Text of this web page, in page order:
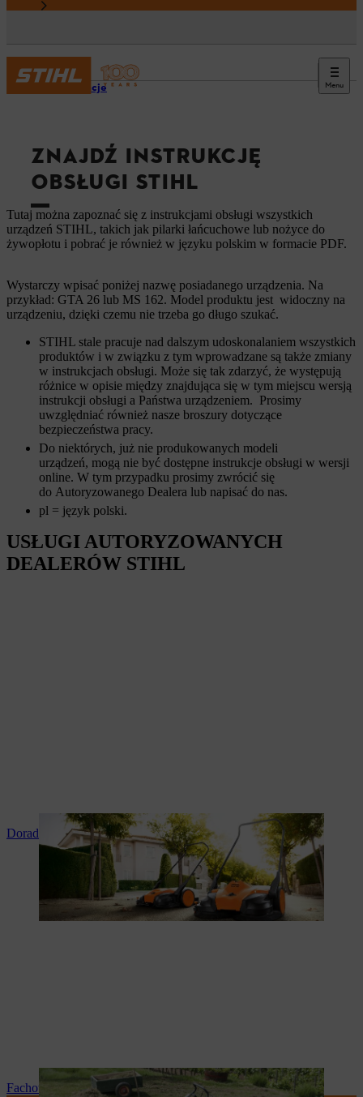
Menu
Informacje
ZNAJDŹ INSTRUKCJĘ
OBSŁUGI STIHL
Tutaj można zapoznać się z instrukcjami obsługi wszystkich
urządzeń STIHL, takich jak pilarki łańcuchowe lub nożyce do
żywopłotu i pobrać je również w języku polskim w formacie PDF.
Wystarczy wpisać poniżej nazwę posiadanego urządzenia. Na
przykład: GTA 26 lub MS 162. Model produktu jest widoczny na
urządzeniu, dzięki czemu nie trzeba go długo szukać.
STIHL stale pracuje nad dalszym udoskonalaniem wszystkich
produktów i w związku z tym wprowadzane są także zmiany
w instrukcjach obsługi. Może się tak zdarzyć, że występują
różnice w opisie między znajdująca się w tym miejscu wersją
instrukcji obsługi a Państwa urządzeniem. Prosimy
uwzględniać również nasze broszury dotyczące
bezpieczeństwa pracy.
Do niektórych, już nie produkowanych modeli
urządzeń, mogą nie być dostępne instrukcje obsługi w wersji
online. W tym przypadku prosimy zwrócić się
do Autoryzowanego Dealera lub napisać do nas.
pl = język polski.
USŁUGI AUTORYZOWANYCH
DEALERÓW STIHL
Doradztwo i instruktaż produktowy
Fachowy serwis i naprawy